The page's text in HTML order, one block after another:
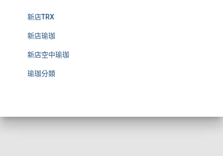
新店TRX
新店瑜珈
新店空中瑜珈
瑜珈分類